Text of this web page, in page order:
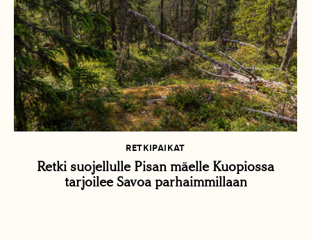
RETKIPAIKAT
Retki suojellulle Pisan mäelle Kuopiossa
tarjoilee Savoa parhaimmillaan